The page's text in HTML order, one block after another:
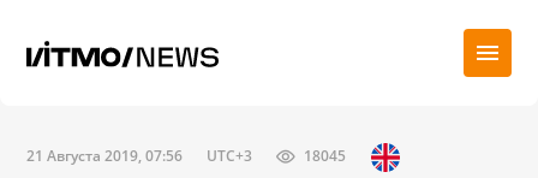
21 Августа 2019, 07:56 UTC+3 18045